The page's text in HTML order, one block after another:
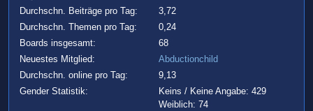
Durchschn. Beiträge pro Tag:
3,72
Durchschn. Themen pro Tag:
0,24
Boards insgesamt:
68
Neuestes Mitglied:
Abductionchild
Durchschn. online pro Tag:
9,13
Gender Statistik:
Keins / Keine Angabe: 429
Weiblich: 74